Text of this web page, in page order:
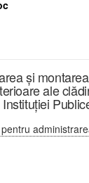
și
ale